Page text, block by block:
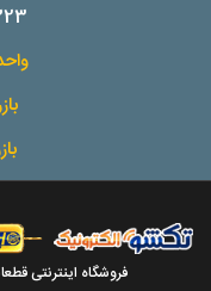
فروشگاه اینترنتی